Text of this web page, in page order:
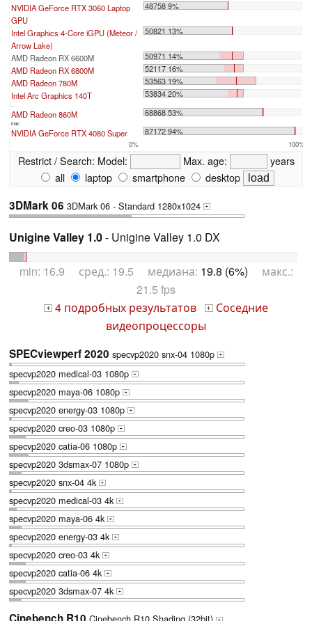
NVIDIA GeForce RTX 3060 Laptop
GPU
48758 9%
Intel Graphics 4-Core iGPU (Meteor /
Arrow Lake)
50821 13%
AMD Radeon RX 6600M
50971 14%
AMD Radeon RX 6800M
52117 16%
AMD Radeon 780M
53563 19%
Intel Arc Graphics 140T
53834 20%
AMD Radeon 860M 68868 53%
max:
NVIDIA GeForce RTX 4080 Super 87172 94%
0% 100%
Restrict / Search: Model: Max. age:
years
all
laptop smartphone desktop
3DMark 06 3DMark 06 - Standard 1280x1024 +
Unigine Valley 1.0- Unigine Valley 1.0 DX
min: 16.9 сред.: 19.5 медиана: 19.8 (6%) макс.:
21.5 fps
+ 4 подробных результатов + Соседние
видеопроцессоры
SPECviewperf 2020 specvp2020 snx-04 1080p +
specvp2020 medical-03 1080p +
specvp2020 maya-06 1080p +
specvp2020 energy-03 1080p +
specvp2020 creo-03 1080p +
specvp2020 catia-06 1080p +
specvp2020 3dsmax-07 1080p +
specvp2020 snx-04 4k +
specvp2020 medical-03 4k +
specvp2020 maya-06 4k +
specvp2020 energy-03 4k +
specvp2020 creo-03 4k +
specvp2020 catia-06 4k +
specvp2020 3dsmax-07 4k +
+